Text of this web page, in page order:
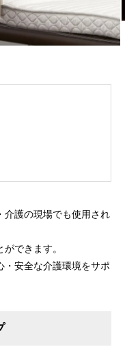
介護の現場でも使用され
できます。
・安全な介護環境をサポ